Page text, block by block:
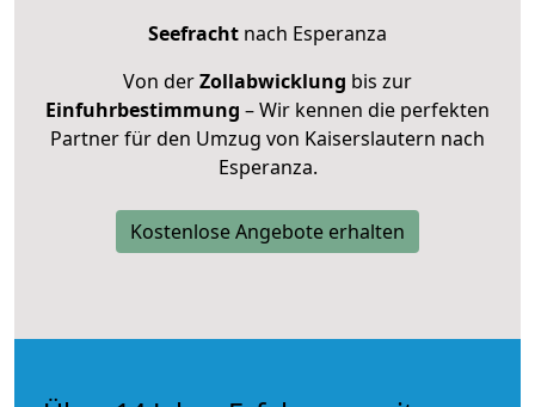
Seefracht nach Esperanza
Von derZollabwicklung bis zur
Einfuhrbestimmung – Wir kennen die perfekten
Partner für den Umzug von Kaiserslautern nach
Esperanza.
Kostenlose Angebote erhalten